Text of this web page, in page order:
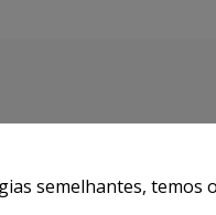
semelhantes,